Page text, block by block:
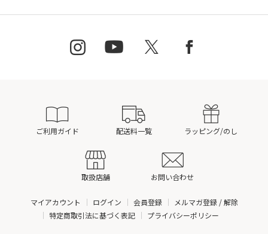
ご利用ガイド 配送料一覧 ラッピング/のし
取扱店舗 お問い合わせ
マイアカウント ログイン 会員登録
メルマガ登録 / 解除
特定商取引法に基づく表記
プライバシーポリシー